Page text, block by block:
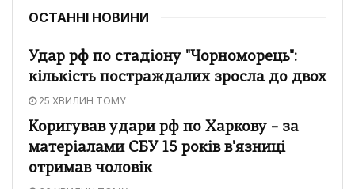
ОСТАННІ НОВИНИ
Удар рф по стадіону "Чорноморець":
кількість постраждалих зросла до двох
25 ХВИЛИН ТОМУ
Коригував удари рф по Харкову – за
матеріалами СБУ 15 років в'язниці
отримав чоловік